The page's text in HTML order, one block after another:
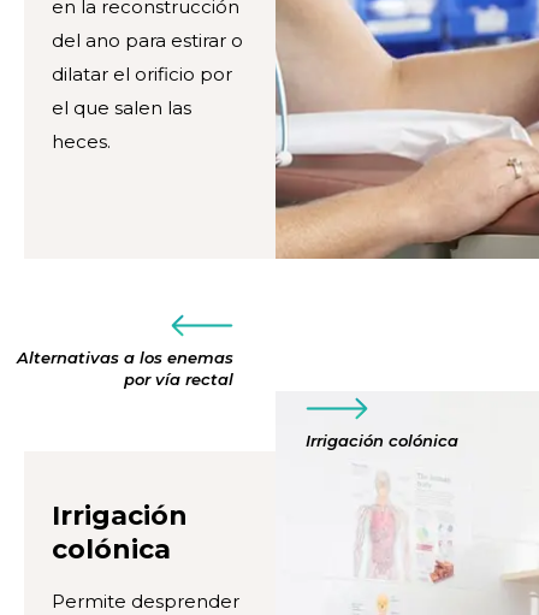
en la reconstrucción
del ano para estirar o
dilatar el orificio por
el que salen las
heces.
Alternativas a los enemas
por vía rectal
Irrigación colónica
Irrigación
colónica
Permite desprender